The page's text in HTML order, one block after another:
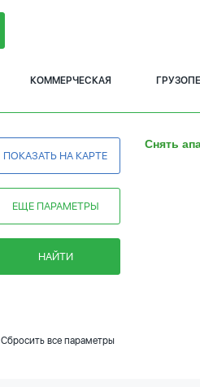
КОММЕРЧЕСКАЯ
ПОКАЗАТЬ НА КАРТЕ
ЕЩЕ ПАРАМЕТРЫ
НАЙТИ
Снять
Сбросить все параметры